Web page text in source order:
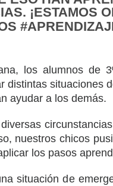
¡ESTAMOS
los alumnos
ayudar a los demás.
nuestros chicos
los pasos
situación de